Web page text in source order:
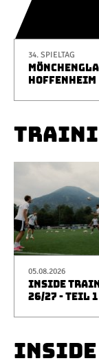
34. SPIELTAG
HOFFENHEIM
05.08.2026
INSIDE
26/27 - TEIL 1
INSIDE